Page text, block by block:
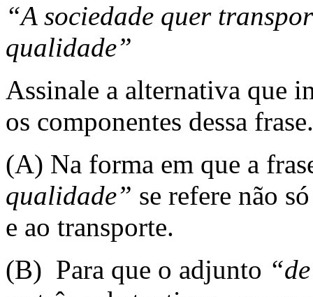
“A sociedade quer
qualidade”
Assinale a alternativa que
os componentes dessa frase.
(A) Na forma em que a
qualidade” se refere não
e ao transporte.
(B) Para que o adjunto